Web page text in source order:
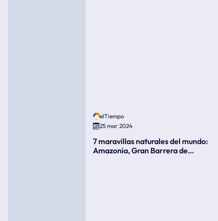
elTiempo
25 mar 2024
7 maravillas naturales del mundo:
Amazonia, Gran Barrera de